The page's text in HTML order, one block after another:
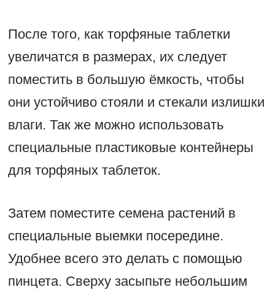
После того, как торфяные таблетки
увеличатся в размерах, их следует
поместить в большую ёмкость, чтобы
они устойчиво стояли и стекали излишки
влаги. Так же можно использовать
специальные пластиковые контейнеры
для торфяных таблеток.
Затем поместите семена растений в
специальные выемки посередине.
Удобнее всего это делать с помощью
пинцета. Сверху засыпьте небольшим